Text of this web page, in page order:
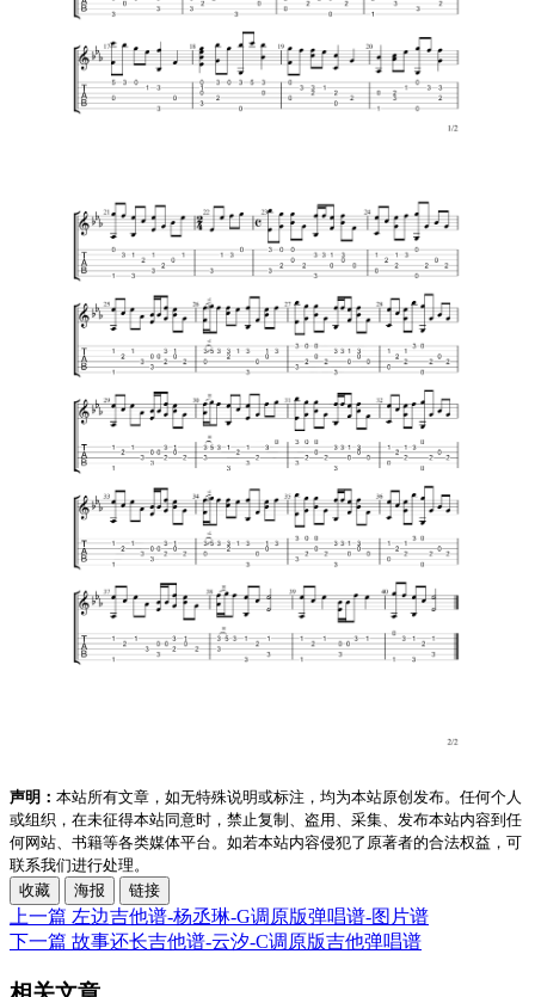
声明： 本站所有文章，如无特殊说明或标注，均为本站原创发布。任何个人
或组织，在未征得本站同意时，禁止复制、盗用、采集、发布本站内容到任
何网站、书籍等各类媒体平台。如若本站内容侵犯了原著者的合法权益，可
联系我们进行处理。
收藏
海报 链接
上一篇 左边吉他谱-杨丞琳-G调原版弹唱谱-图片谱
下一篇 故事还长吉他谱-云汐-C调原版吉他弹唱谱